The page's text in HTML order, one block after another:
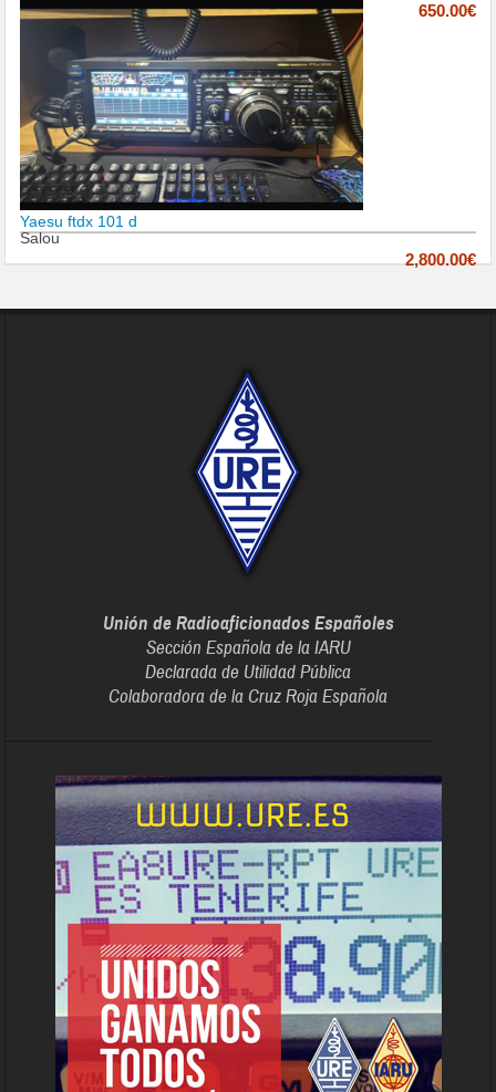
650.00€
Yaesu ftdx 101 d
Salou
2,800.00€
Unión de Radioaficionados Españoles
Sección Española de la IARU
Declarada de Utilidad Pública
Colaboradora de la Cruz Roja Española